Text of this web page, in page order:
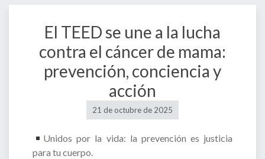
El TEED se une a la lucha
contra el cáncer de mama:
prevención, conciencia y
acción
21 de octubre de 2025
Unidos por la vida: la prevención es justicia
para tu cuerpo.